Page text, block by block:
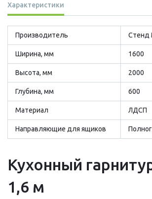
Характеристики
Производитель Стенд
Ширина, мм 1600
Высота, мм 2000
Глубина, мм 600
Материал ЛДСП
Направляющие для ящиков
Кухонный
1,6 м